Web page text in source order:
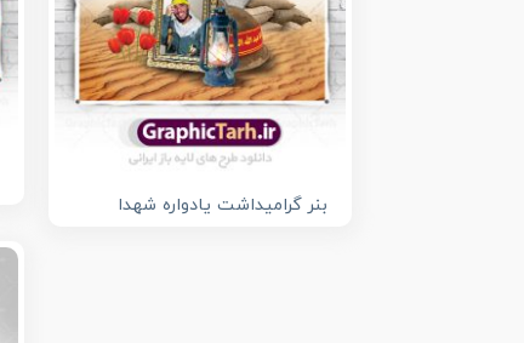
بنر گرامیداشت یادواره شهدا